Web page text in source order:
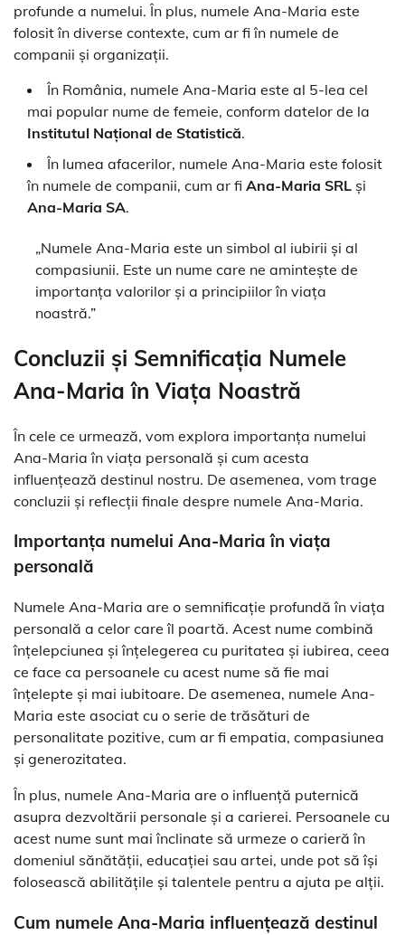
profunde a numelui. În plus, numele Ana-Maria este
folosit în diverse contexte, cum ar fi în numele de
companii și organizații.
În România, numele Ana-Maria este al 5-lea cel
mai popular nume de femeie, conform datelor de la
Institutul Național de Statistică.
În lumea afacerilor, numele Ana-Maria este folosit
în numele de companii, cum ar fi Ana-Maria SRL și
Ana-Maria SA.
„Numele Ana-Maria este un simbol al iubirii și al
compasiunii. Este un nume care ne amintește de
importanța valorilor și a principiilor în viața
noastră.”
Concluzii și Semnificația Numele
Ana-Maria în Viața Noastră
În cele ce urmează, vom explora importanța numelui
Ana-Maria în viața personală și cum acesta
influențează destinul nostru. De asemenea, vom trage
concluzii și reflecții finale despre numele Ana-Maria.
Importanța numelui Ana-Maria în viața
personală
Numele Ana-Maria are o semnificație profundă în viața
personală a celor care îl poartă. Acest nume combină
înțelepciunea și înțelegerea cu puritatea și iubirea, ceea
ce face ca persoanele cu acest nume să fie mai
înțelepte și mai iubitoare. De asemenea, numele Ana-
Maria este asociat cu o serie de trăsături de
personalitate pozitive, cum ar fi empatia, compasiunea
și generozitatea.
În plus, numele Ana-Maria are o influență puternică
asupra dezvoltării personale și a carierei. Persoanele cu
acest nume sunt mai înclinate să urmeze o carieră în
domeniul sănătății, educației sau artei, unde pot să își
folosească abilitățile și talentele pentru a ajuta pe alții.
Cum numele Ana-Maria influențează destinul